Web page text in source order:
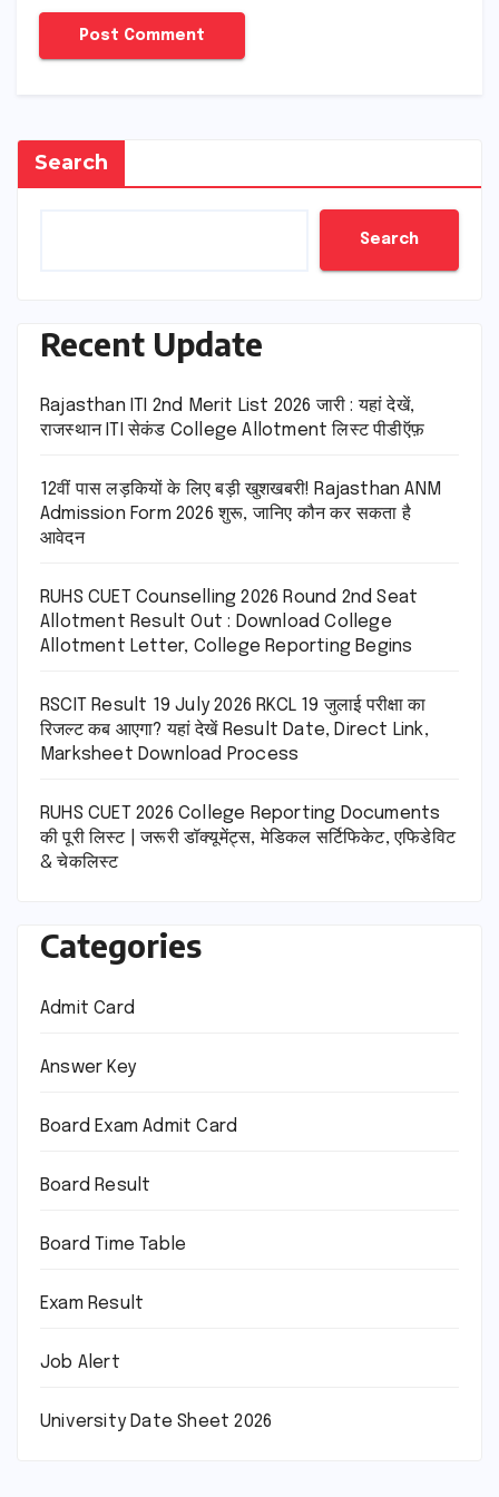
Search
Search
Recent Update
Rajasthan ITI 2nd Merit List 2026 जारी : यहां देखें,
राजस्थान ITI सेकंड College Allotment लिस्ट पीडीऍफ़
12वीं पास लड़कियों के लिए बड़ी खुशखबरी! Rajasthan ANM
Admission Form 2026 शुरू, जानिए कौन कर सकता है
आवेदन
RUHS CUET Counselling 2026 Round 2nd Seat
Allotment Result Out : Download College
Allotment Letter, College Reporting Begins
RSCIT Result 19 July 2026 RKCL 19 जुलाई परीक्षा का
रिजल्ट कब आएगा? यहां देखें Result Date, Direct Link,
Marksheet Download Process
RUHS CUET 2026 College Reporting Documents
की पूरी लिस्ट | जरूरी डॉक्यूमेंट्स, मेडिकल सर्टिफिकेट, एफिडेविट
& चेकलिस्ट
Categories
Admit Card
Answer Key
Board Exam Admit Card
Board Result
Board Time Table
Exam Result
Job Alert
University Date Sheet 2026